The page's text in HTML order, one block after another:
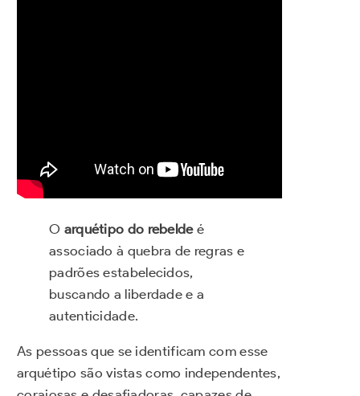
O arquétipo do rebeldeé
associado à quebra de regras e
padrões estabelecidos,
buscando a liberdade e a
autenticidade.
As pessoas que se identificam com esse
arquétipo são vistas como independentes,